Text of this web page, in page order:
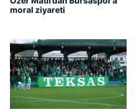
moral ziyareti